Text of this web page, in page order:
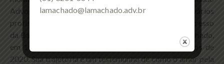
Advogados Associados, contou com a atuação de vários
profissionais competentes e foi fortalecido como ingresso
da Bacharel em Direito Dionea Braga de Toledo Machado,
em 1997, agregando no empreendimento até meados de
2020. Sua trajetória é um testemunho de como o amor pela
lamachado@lamachado.adv.br